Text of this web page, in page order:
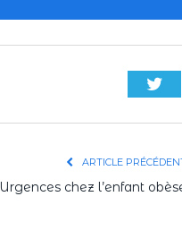
ARTICLE
Urgences chez l’enfant